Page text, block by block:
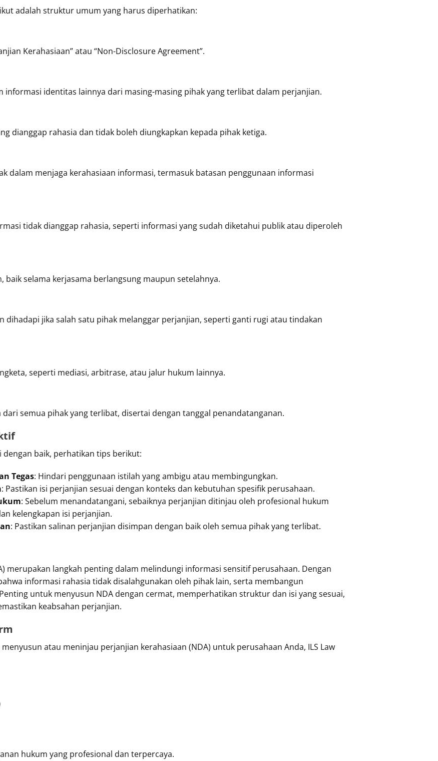
adalah struktur umum yang harus diperhatikan:
Kerahasiaan” atau “Non-Disclosure Agreement”.
informasi identitas lainnya dari masing-masing pihak yang terlibat dalam perjanjian.
dianggap rahasia dan tidak boleh diungkapkan kepada pihak ketiga.
dalam menjaga kerahasiaan informasi, termasuk batasan penggunaan informasi
tidak dianggap rahasia, seperti informasi yang sudah diketahui publik atau diperoleh
selama kerjasama berlangsung maupun setelahnya.
dihadapi jika salah satu pihak melanggar perjanjian, seperti ganti rugi atau tindakan
seperti mediasi, arbitrase, atau jalur hukum lainnya.
semua pihak yang terlibat, disertai dengan tanggal penandatanganan.
baik, perhatikan tips berikut:
Tegas: Hindari penggunaan istilah yang ambigu atau membingungkan.
: Pastikan isi perjanjian sesuai dengan konteks dan kebutuhan spesifik perusahaan.
: Sebelum menandatangani, sebaiknya perjanjian ditinjau oleh profesional hukum
kelengkapan isi perjanjian.
: Pastikan salinan perjanjian disimpan dengan baik oleh semua pihak yang terlibat.
merupakan langkah penting dalam melindungi informasi sensitif perusahaan. Dengan
informasi rahasia tidak disalahgunakan oleh pihak lain, serta membangun
untuk menyusun NDA dengan cermat, memperhatikan struktur dan isi yang sesuai,
keabsahan perjanjian.
atau meninjau perjanjian kerahasiaan (NDA) untuk perusahaan Anda, ILS Law
hukum yang profesional dan terpercaya.